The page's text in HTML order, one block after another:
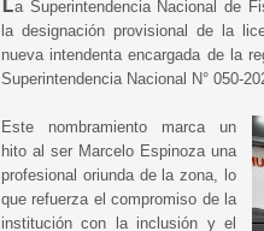
La Superintendencia Nacional de
la designación provisional de la
nueva intendenta encargada de la
Superintendencia Nacional N° 050-
Este nombramiento marca un
hito al ser Marcelo Espinoza una
profesional oriunda de la zona, lo
que refuerza el compromiso de la
institución con la inclusión y el